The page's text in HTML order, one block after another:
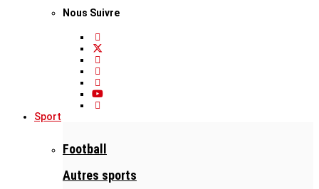
Nous Suivre
Sport
Football
Autres sports